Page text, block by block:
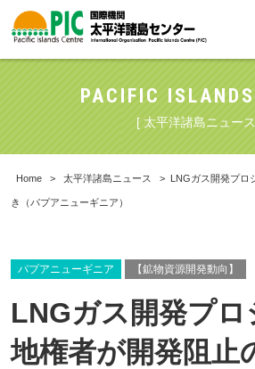
PACIFIC
[ 太平洋諸島ニュー
Home > 太平洋諸島ニュース > LNGガス開発プロ
き（パプアニューギニア）
パプアニューギニア 【鉱物資源開発動向】
LNGガス開発プロ
地権者が開発阻止